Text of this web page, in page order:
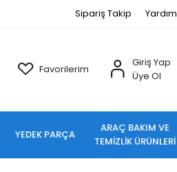
Sipariş Takip Yardım
Favorilerim
Giriş Yap
Üye Ol
YEDEK PARÇA
ARAÇ BAKIM VE
TEMİZLİK ÜRÜNLERİ